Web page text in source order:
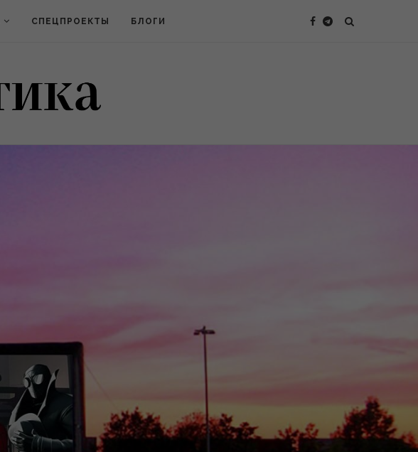
СПЕЦПРОЕКТЫ БЛОГИ